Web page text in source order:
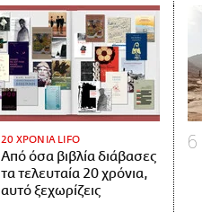
20 ΧΡΟΝΙΑ LIFO
Από όσα βιβλία διάβασες
τα τελευταία 20 χρόνια,
αυτό ξεχωρίζεις